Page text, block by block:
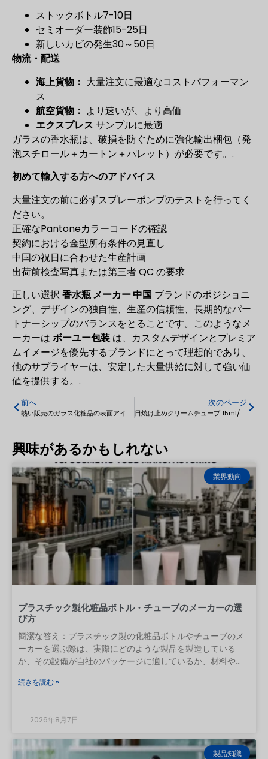
ストックボトル7-10日
セミオーダー装飾15-25日
新しいカビの発生30～50日
物流・配送
海上貨物： 大量注文に最適なコストパフォーマン
ス
航空貨物： より速いが、より高価
エクスプレス サンプルに最適
ガラスの香水瓶は、破損を防ぐために強化輸出梱包（発
泡スチロール＋カートン＋パレット）が必要です。.
初めて輸入する方へのアドバイス
大量注文の前に必ずスプレーポンプのテストを行ってく
ださい。
正確なPantoneカラーコードの確認
契約における金型所有条件の見直し
中国の祝日に合わせた生産計画
出荷前検査写真または第三者 QC の要求
正しい選択香水瓶 メーカー 中国 ブランドのポジショニ
ング、デザインの独自性、生産の信頼性、長期的なパー
トナーシップのバランスをとることです。このようなメ
ーカーは ボーユー包装 は、カスタムデザインとプレミア
ムイメージを優先するブランドにとって理想的であり、
他のサプライヤーは、安定した大量供給に対して強い価
値を提供する。.
前へ
熱い販売のガラス化粧品の表面アイクリームの瓶 5g/10g/15g/30g/50g/100g
次のページ
日焼け止めクリームチューブ 15ml/30ml/50ml
興味があるかもしれない
業界動向
プラスチック製化粧品ボトル・チューブのメーカーの選
び方
簡潔な答え：プラスチック製の化粧品ボトルやチューブのメ
ーカーを選ぶ際は、実際にどのような製品を製造している
か、その設備が自社のパッケージに適しているか、材料や重
プルを量産で再現できるかを確認してください。証明書、見
いて、実用的な手順は次の通りです。パッケージの仕様を定
義し、適切な製造プロセスを有する工場を候補に絞り込み、
経営体制と品質管理体制を確認し、量産を反映したサンプル
続きを読む »
2026年8月7日
製品知識